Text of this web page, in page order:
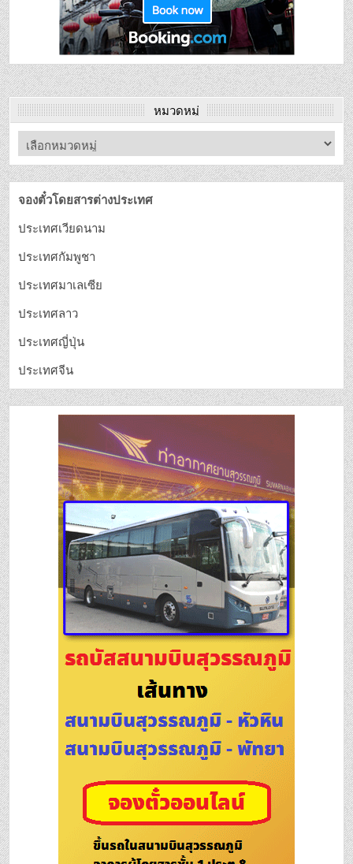
หมวดหมู่
จองตั๋วโดยสารต่างประเทศ
ประเทศเวียดนาม
ประเทศกัมพูชา
ประเทศมาเลเซีย
ประเทศลาว
ประเทศญี่ปุ่น
ประเทศจีน